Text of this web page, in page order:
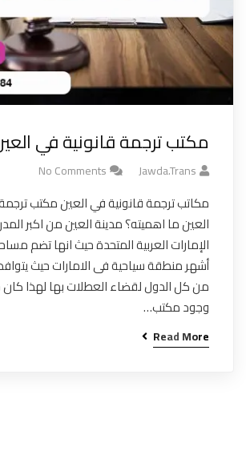
مكتب ترجمة قانونية في
Jawda.trans
No Comments
مكاتب ترجمة قانونية في العين مكتب
العين ما اهميته؟ مدينة العين من اكبر
الإمارات العربية المتحدة حيث انها تضم
أشهر منطقة سياحية فى الامارات حيث
من كل الدول لقضاء العطلات بها لهذا
وجود مكتب…
Read More